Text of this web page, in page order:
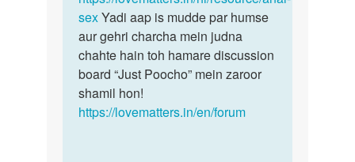
sexYadi aap is mudde par humse
aur gehri charcha mein judna
chahte hain toh hamare discussion
board “Just Poocho” mein zaroor
shamil hon!
https://lovematters.in/en/forum